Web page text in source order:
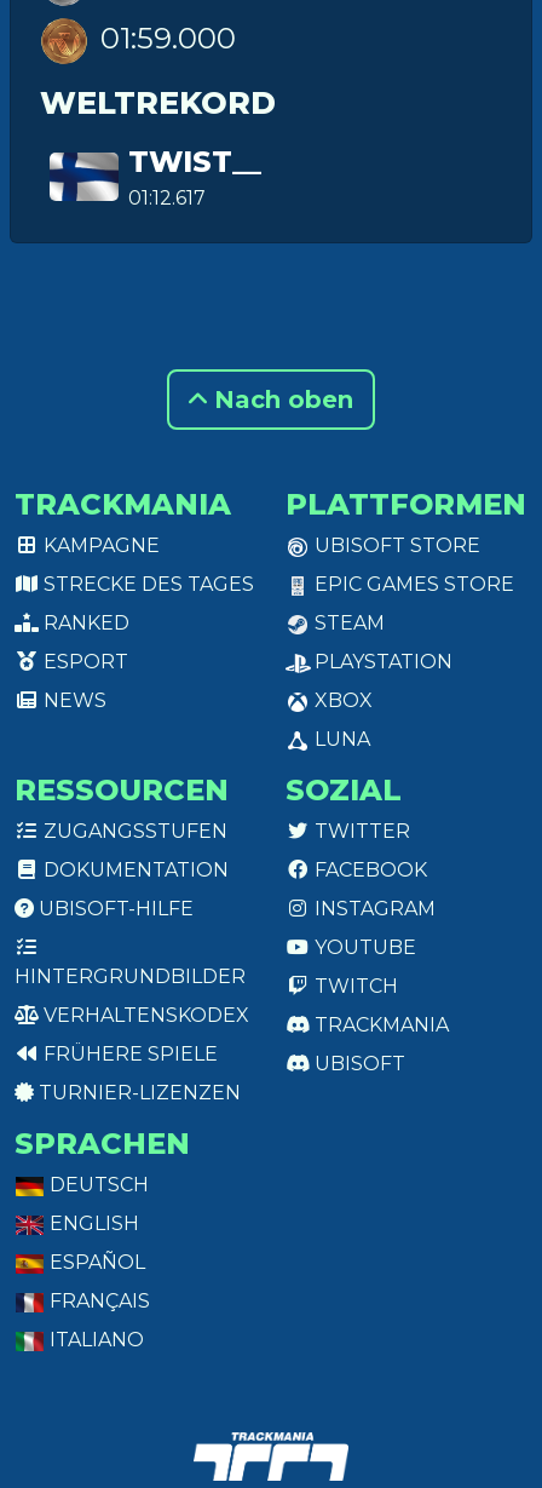
01:59.000
WELTREKORD
TWIST__
01:12.617
Nach oben
TRACKMANIA
KAMPAGNE
STRECKE DES TAGES
RANKED
ESPORT
NEWS
PLATTFORMEN
UBISOFT STORE
EPIC GAMES STORE
STEAM
PLAYSTATION
XBOX
LUNA
RESSOURCEN
ZUGANGSSTUFEN
DOKUMENTATION
UBISOFT-HILFE
HINTERGRUNDBILDER
VERHALTENSKODEX
FRÜHERE SPIELE
TURNIER-LIZENZEN
SOZIAL
TWITTER
FACEBOOK
INSTAGRAM
YOUTUBE
TWITCH
TRACKMANIA
UBISOFT
SPRACHEN
DEUTSCH
ENGLISH
ESPAÑOL
FRANÇAIS
ITALIANO